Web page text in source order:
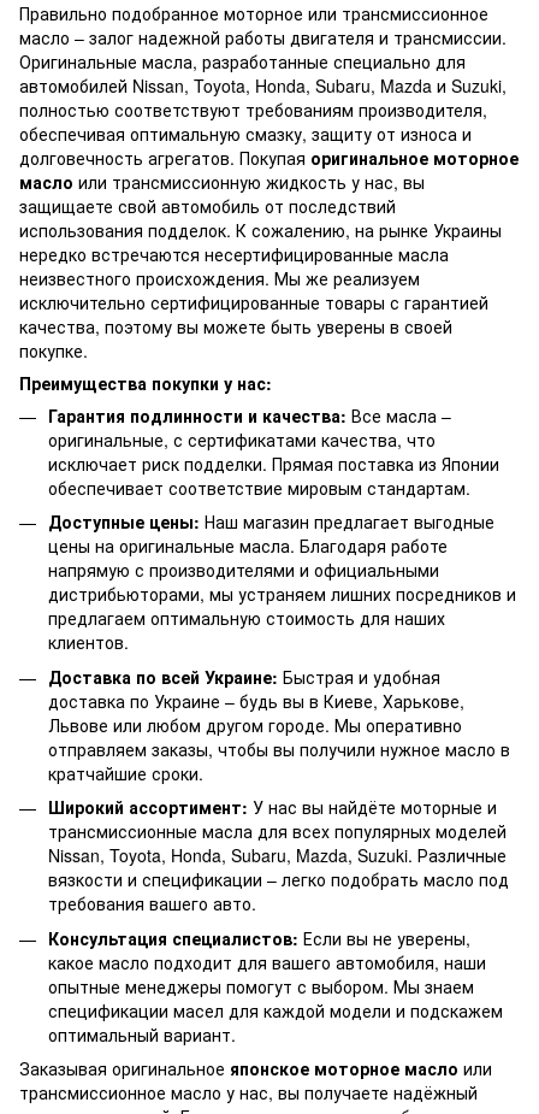
Правильно подобранное моторное или трансмиссионное
масло – залог надежной работы двигателя и трансмиссии.
Оригинальные масла, разработанные специально для
автомобилей Nissan, Toyota, Honda, Subaru, Mazda и Suzuki,
полностью соответствуют требованиям производителя,
обеспечивая оптимальную смазку, защиту от износа и
долговечность агрегатов. Покупая оригинальное моторное
масло или трансмиссионную жидкость у нас, вы
защищаете свой автомобиль от последствий
использования подделок. К сожалению, на рынке Украины
нередко встречаются несертифицированные масла
неизвестного происхождения. Мы же реализуем
исключительно сертифицированные товары с гарантией
качества, поэтому вы можете быть уверены в своей
покупке.
Преимущества покупки у нас:
Гарантия подлинности и качества: Все масла –
оригинальные, с сертификатами качества, что
исключает риск подделки. Прямая поставка из Японии
обеспечивает соответствие мировым стандартам.
Доступные цены: Наш магазин предлагает выгодные
цены на оригинальные масла. Благодаря работе
напрямую с производителями и официальными
дистрибьюторами, мы устраняем лишних посредников и
предлагаем оптимальную стоимость для наших
клиентов.
Доставка по всей Украине: Быстрая и удобная
доставка по Украине – будь вы в Киеве, Харькове,
Львове или любом другом городе. Мы оперативно
отправляем заказы, чтобы вы получили нужное масло в
кратчайшие сроки.
Широкий ассортимент: У нас вы найдёте моторные и
трансмиссионные масла для всех популярных моделей
Nissan, Toyota, Honda, Subaru, Mazda, Suzuki. Различные
вязкости и спецификации – легко подобрать масло под
требования вашего авто.
Консультация специалистов: Если вы не уверены,
какое масло подходит для вашего автомобиля, наши
опытные менеджеры помогут с выбором. Мы знаем
спецификации масел для каждой модели и подскажем
оптимальный вариант.
Заказывая оригинальное японское моторное масло или
трансмиссионное масло у нас, вы получаете надёжный